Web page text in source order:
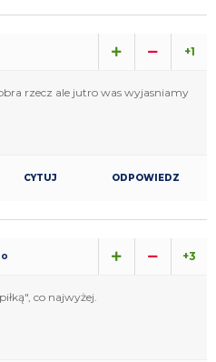
+1
rzecz ale jutro was wyjasniamy
CYTUJ ODPOWIEDZ
+3
co najwyżej.